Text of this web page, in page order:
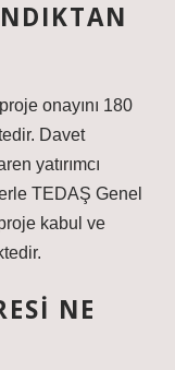
onayını 180
Davet
yatırımcı
TEDAŞ Genel
kabul ve
NE